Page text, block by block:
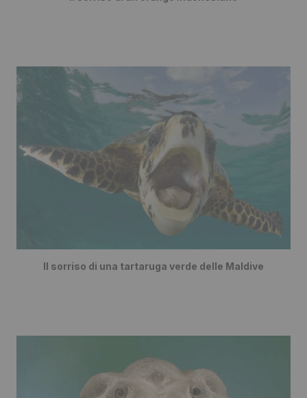
Il sorriso di una tartaruga verde delle Maldive